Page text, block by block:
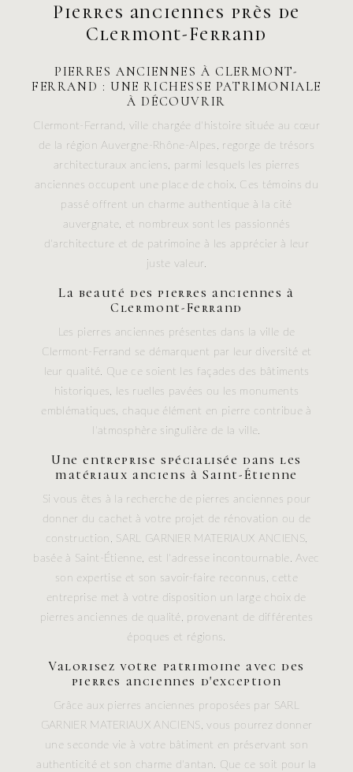
Pierres anciennes près de
Clermont-Ferrand
PIERRES ANCIENNES À CLERMONT-
FERRAND : UNE RICHESSE PATRIMONIALE
À DÉCOUVRIR
Clermont-Ferrand, ville chargée d'histoire située au cœur
de la région Auvergne-Rhône-Alpes, regorge de trésors
architecturaux anciens, parmi lesquels les pierres
anciennes occupent une place de choix. Ces témoins du
passé offrent un charme authentique à la cité
auvergnate, et nombreux sont les passionnés
d'architecture et de patrimoine à les apprécier à leur
juste valeur.
La beauté des pierres anciennes à
Clermont-Ferrand
Les pierres anciennes présentes dans la ville de
Clermont-Ferrand se démarquent par leur diversité et
leur qualité. Que ce soient les façades des bâtiments
historiques, les ruelles pavées ou les monuments
emblématiques, chaque élément en pierre contribue à
l'atmosphère singulière de la ville.
Une entreprise spécialisée dans les
matériaux anciens à Saint-Étienne
Si vous êtes à la recherche de pierres anciennes pour
donner du cachet à votre projet de rénovation ou de
construction, SARL GARNIER MATERIAUX ANCIENS,
basée à Saint-Étienne, est l'adresse incontournable. Avec
son expertise et son savoir-faire reconnus, cette
entreprise met à votre disposition un large choix de
pierres anciennes de qualité, provenant de différentes
époques et régions.
Valorisez votre patrimoine avec des
pierres anciennes d'exception
Grâce aux pierres anciennes proposées par SARL
GARNIER MATERIAUX ANCIENS, vous pourrez donner
une seconde vie à votre bâtiment en préservant son
authenticité et son charme d'antan. Que ce soit pour la